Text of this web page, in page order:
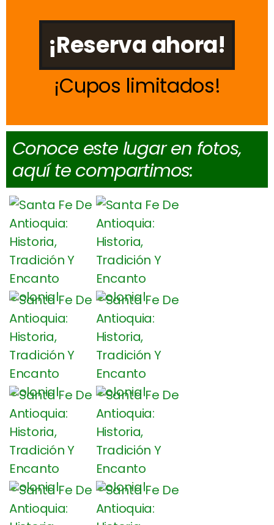
¡Reserva ahora!
Cupos limitados
Conoce este lugar en fotos,
aquí te compartimos: